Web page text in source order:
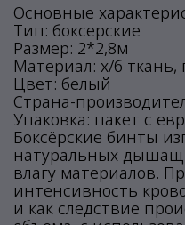
Основные
Тип: боксерские
Размер: 2*2,8м
Материал: х/б ткань,
Цвет: белый
Страна-
Упаковка: пакет с
Боксёрские бинты
натуральных
влагу материалов.
интенсивность
и как следствие